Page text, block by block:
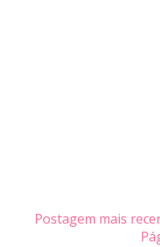
Postagem mais